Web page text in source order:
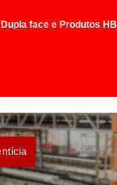
face e Produtos HB